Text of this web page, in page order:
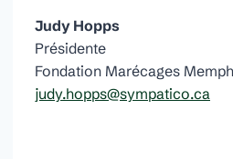
Judy Hopps
Présidente
Fondation Marécages
judy.hopps@sympatico.ca